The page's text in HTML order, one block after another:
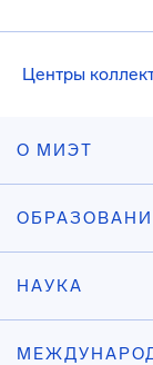
Центры
О МИЭТ
НАУКА